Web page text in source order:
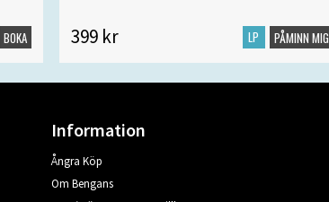
BOKA 399 kr LP PÅMINN MIG
Information
Ångra Köp
Om Bengans